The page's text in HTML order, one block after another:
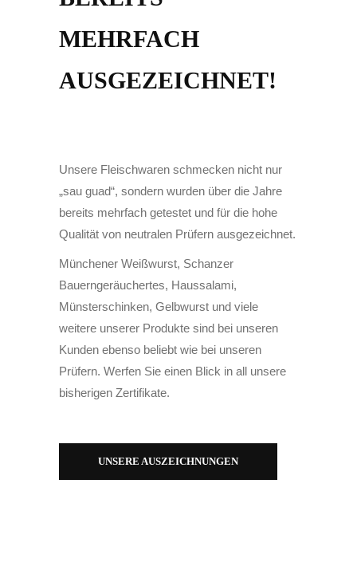
MEHRFACH
AUSGEZEICHNET!
Unsere Fleischwaren schmecken nicht nur
„sau guad“, sondern wurden über die Jahre
bereits mehrfach getestet und für die hohe
Qualität von neutralen Prüfern ausgezeichnet.
Münchener Weißwurst, Schanzer
Bauerngeräuchertes, Haussalami,
Münsterschinken, Gelbwurst und viele
weitere unserer Produkte sind bei unseren
Kunden ebenso beliebt wie bei unseren
Prüfern. Werfen Sie einen Blick in all unsere
bisherigen Zertifikate.
UNSERE AUSZEICHNUNGEN